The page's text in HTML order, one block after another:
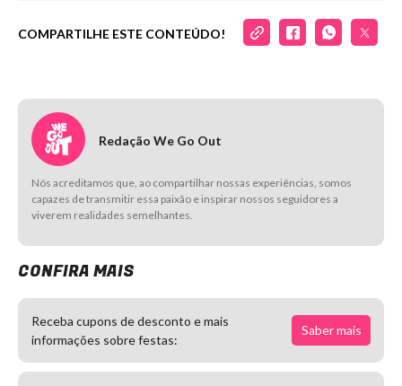
COMPARTILHE ESTE CONTEÚDO!
Redação We Go Out
Nós acreditamos que, ao compartilhar nossas experiências, somos
capazes de transmitir essa paixão e inspirar nossos seguidores a
viverem realidades semelhantes.
CONFIRA MAIS
Receba cupons de desconto e mais
informações sobre festas:
Saber mais